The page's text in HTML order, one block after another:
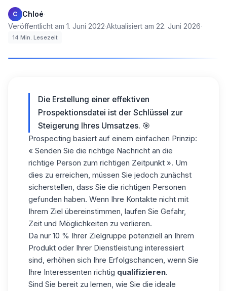
C Chloé·
Veröffentlicht am 1. Juni 2022·Aktualisiert am 22. Juni 2026·
14 Min. Lesezeit
Die Erstellung einer effektiven
Prospektionsdatei ist der Schlüssel zur
Steigerung Ihres Umsatzes. 🎯
Prospecting basiert auf einem einfachen Prinzip:
« Senden Sie die richtige Nachricht an die
richtige Person zum richtigen Zeitpunkt ». Um
dies zu erreichen, müssen Sie jedoch zunächst
sicherstellen, dass Sie die richtigen Personen
gefunden haben. Wenn Ihre Kontakte nicht mit
Ihrem Ziel übereinstimmen, laufen Sie Gefahr,
Zeit und Möglichkeiten zu verlieren.
Da nur 10 % Ihrer Zielgruppe potenziell an Ihrem
Produkt oder Ihrer Dienstleistung interessiert
sind, erhöhen sich Ihre Erfolgschancen, wenn Sie
Ihre Interessenten richtig qualifizieren.
Sind Sie bereit zu lernen, wie Sie die ideale